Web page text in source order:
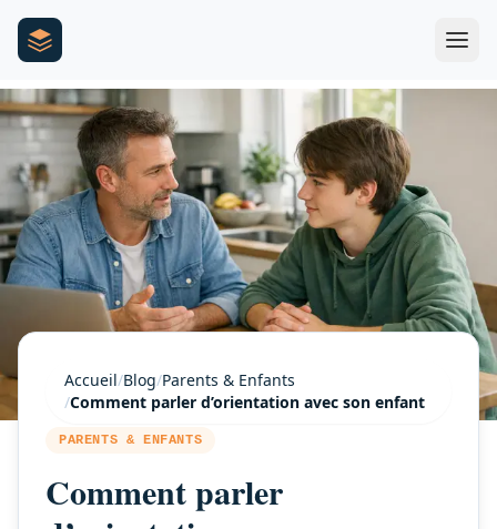
Accueil/Blog/Parents & Enfants
/Comment parler d’orientation avec son enfant
PARENTS & ENFANTS
Comment parler